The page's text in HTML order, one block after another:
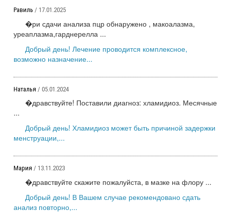
Равиль / 17.01.2025
�ри сдачи анализа пцр обнаружено , макоалазма,
уреаплазма,гарднерелла ...
Добрый день! Лечение проводится комплексное,
возможно назначение...
Наталья / 05.01.2024
�дравствуйте! Поставили диагноз: хламидиоз. Месячные
...
Добрый день! Хламидиоз может быть причиной задержки
менструации,...
Мария / 13.11.2023
�дравствуйте скажите пожалуйста, в мазке на флору ...
Добрый день! В Вашем случае рекомендовано сдать
анализ повторно,...